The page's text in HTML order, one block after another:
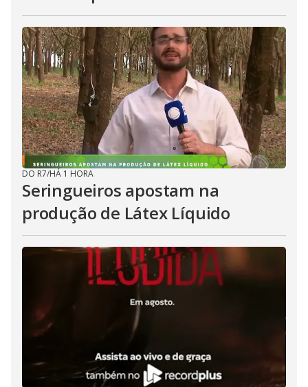
DO R7/HÁ 1 HORA
Seringueiros apostam na
produção de Látex Líquido